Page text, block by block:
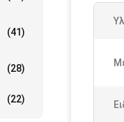
(41)
(28)
(22)